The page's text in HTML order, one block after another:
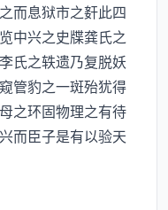
而息狱市之姧此四
中兴之史牒龚氏之
氏之轶遗乃复脱妖
管豹之一斑殆犹得
之环固物理之有待
而臣子是有以验天